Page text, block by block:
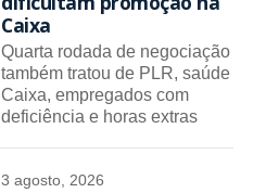
Caixa
Quarta rodada de negociação
também tratou de PLR, saúde
Caixa, empregados com
deficiência e horas extras
3 agosto, 2026